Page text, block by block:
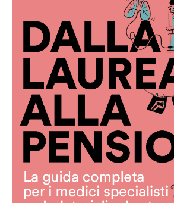
Guida per i medici
ambulatoriali ed
Scarica la guida in pdf